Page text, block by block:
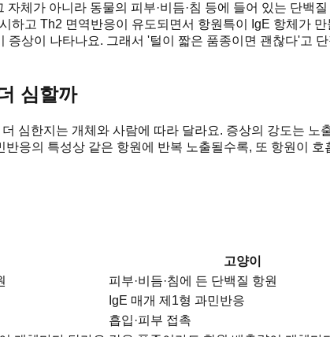
자체가 아니라 동물의 피부·비듬·침 등에 들어 있는 단
하고 Th2 면역반응이 유도되면서 항원특이 IgE 항체가
증상이 나타나요. 그래서 '털이 짧은 품종이면 괜찮다'고
심할까
심한지는 개체와 사람에 따라 달라요. 증상의 강도는
응의 특성상 같은 항원에 반복 노출될수록, 또 항원이
고양이
피부·비듬·침에 든 단백질 항원
IgE 매개 제1형 과민반응
흡입·피부 접촉